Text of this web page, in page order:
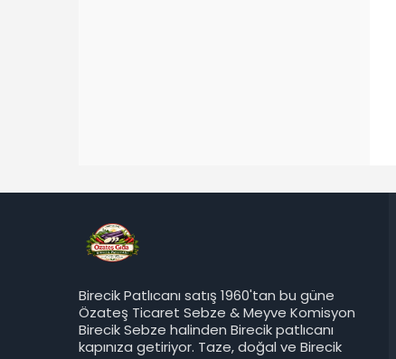
Birecik Patlıcanı satış 1960'tan bu güne
Özateş Ticaret Sebze & Meyve Komisyon
Birecik Sebze halinden Birecik patlıcanı
kapınıza getiriyor. Taze, doğal ve Birecik